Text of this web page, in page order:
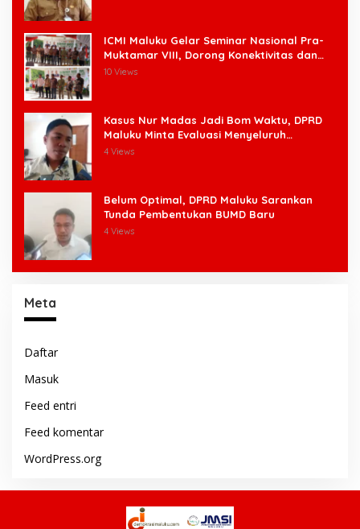
ICMI Maluku Gelar Seminar Nasional Pra-
Muktamar VIII, Dorong Konektivitas dan
Ketahanan Pangan di Wilayah Kepulauan
10 Views
Kasus Nur Madas Jadi Bom Waktu, DPRD
Maluku Minta Evaluasi Menyeluruh
Pengangkatan Pengangkatan Pejabat
4 Views
Belum Optimal, DPRD Maluku Sarankan
4 Views
Meta
Daftar
Masuk
Feed entri
Feed komentar
WordPress.org